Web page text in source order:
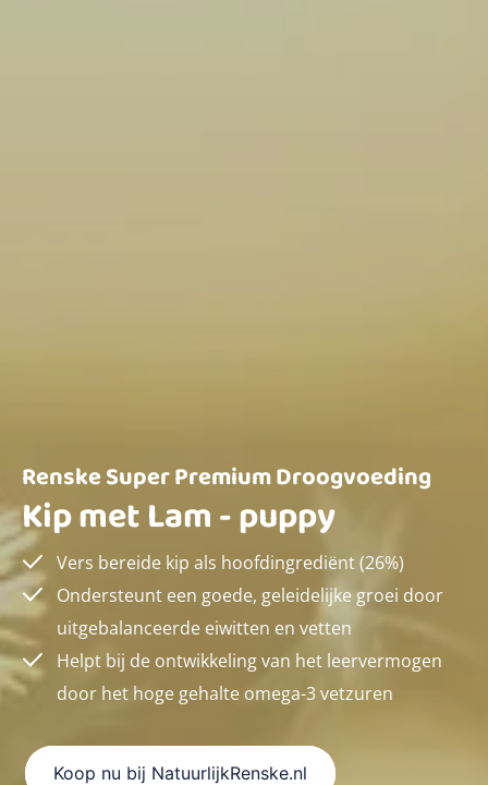
Renske Super Premium Droogvoeding
Kip met Lam - puppy
Vers bereide kip als hoofdingrediënt (26%)
Ondersteunt een goede, geleidelijke groei door
uitgebalanceerde eiwitten en vetten
Helpt bij de ontwikkeling van het leervermogen
door het hoge gehalte omega-3 vetzuren
Koop nu bij NatuurlijkRenske.nl